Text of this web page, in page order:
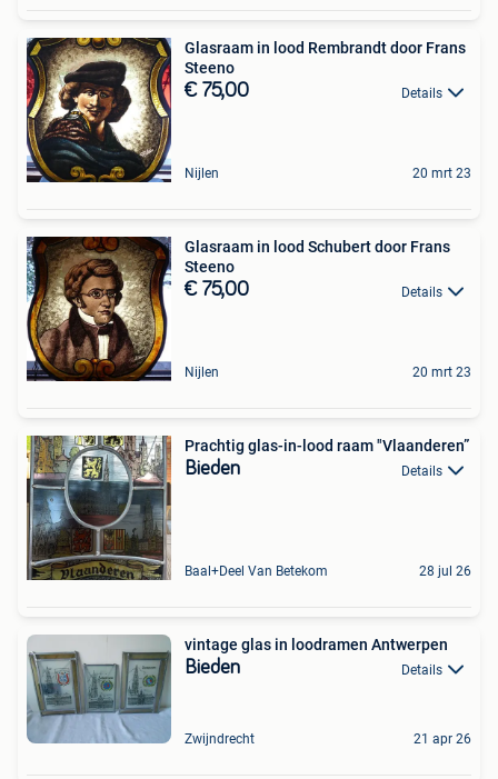
Glasraam in lood Rembrandt door Frans
Steeno
€ 75,00 Details
Nijlen 20 mrt 23
Glasraam in lood Schubert door Frans
Steeno
€ 75,00 Details
Nijlen 20 mrt 23
Prachtig glas-in-lood raam "Vlaanderen”
Bieden Details
Baal+Deel Van Betekom 28 jul 26
vintage glas in loodramen Antwerpen
Bieden Details
Zwijndrecht 21 apr 26